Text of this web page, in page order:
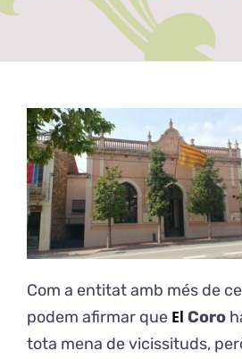
El Coro som
Activitats
Exposicions
El Cafè del
Teatre del
Balla Vallès
Com a entitat amb més de
podem afirmar que El Coro
tota mena de vicissituds,